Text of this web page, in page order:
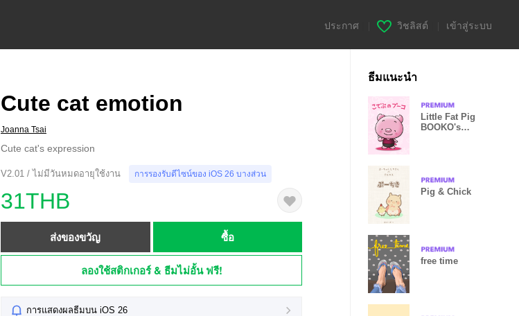
ประกาศ วิชลิสต์ เข้าสู่ระบบ
Cute cat emotion
Joanna Tsai
Cute cat's expression
V2.01 / ไม่มีวันหมดอายุใช้งาน การรองรับดีไซน์ของ iOS 26 บางส่วน
31THB
ส่งของขวัญ ซื้อ
ลองใช้สติกเกอร์ & ธีมไม่อั้น ฟรี!
การแสดงผลธีมบน iOS 26
ธีมแนะนำ
Little Fat Pig
BOOKO's
Pig & Chick
free time